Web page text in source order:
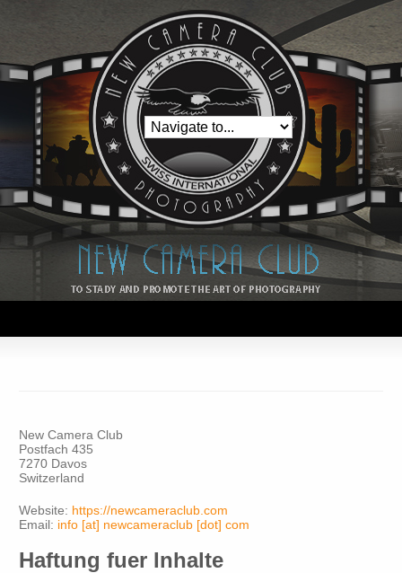
New Camera Club
Postfach 435
7270 Davos
Switzerland
Website: https://newcameraclub.com
Email: info [at] newcameraclub [dot] com
Haftung fuer Inhalte